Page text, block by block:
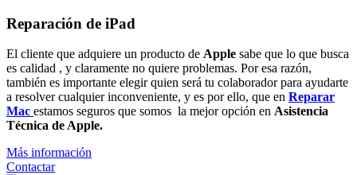
Reparación de iPad
El cliente que adquiere un producto de Apple sabe que lo que busca
es calidad , y claramente no quiere problemas. Por esa razón,
también es importante elegir quien será tu colaborador para ayudarte
a resolver cualquier inconveniente, y es por ello, que en Reparar
Mac estamos seguros que somos la mejor opción en Asistencia
Técnica de Apple.
Más información
Contactar